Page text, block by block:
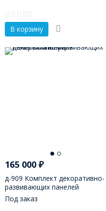
В корзину
165 000 ₽
д-909 Комплект декоративно-
развивающих панелей
"Полиция
Под заказ